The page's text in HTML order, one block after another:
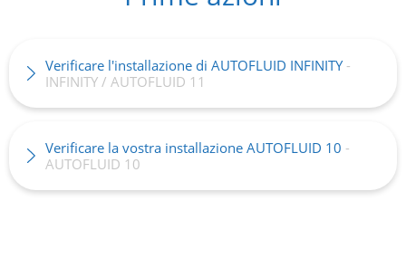
Verificare l'installazione di AUTOFLUID INFINITY -
INFINITY / AUTOFLUID 11
Verificare la vostra installazione AUTOFLUID 10 -
AUTOFLUID 10